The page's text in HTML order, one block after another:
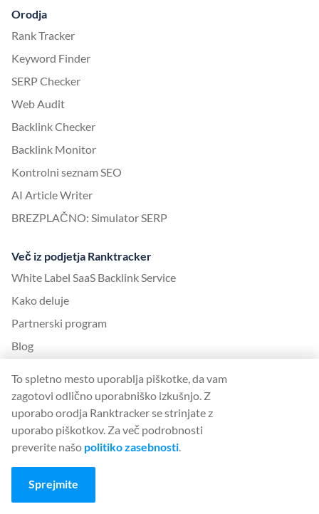
Orodja
Rank Tracker
Keyword Finder
SERP Checker
Web Audit
Backlink Checker
Backlink Monitor
Kontrolni seznam SEO
AI Article Writer
BREZPLAČNO: Simulator SERP
Več iz podjetja Ranktracker
White Label SaaS Backlink Service
Kako deluje
Partnerski program
Blog
Vodnik SEO
Brezplačna orodja SEO
Sporazum o objavi gostov
Pravni naslov
To spletno mesto uporablja piškotke, da vam
zagotovi odlično uporabniško izkušnjo. Z
uporabo orodja Ranktracker se strinjate z
uporabo piškotkov. Za več podrobnosti
preverite našo politiko zasebnosti.
Sprejmite